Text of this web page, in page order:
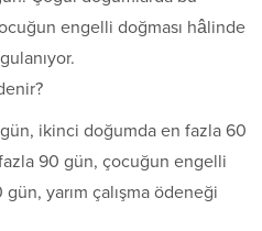
engelli doğması hâlinde
ikinci doğumda en fazla 60
90 gün, çocuğun engelli
yarım çalışma ödeneği